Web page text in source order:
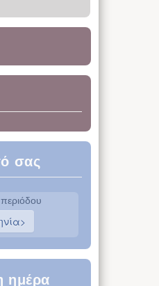
σας
ημέρα